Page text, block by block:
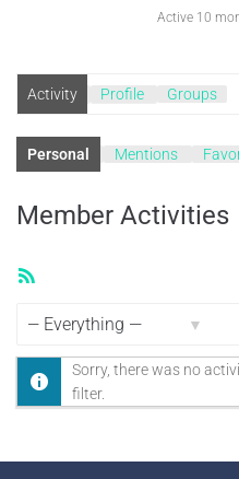
Active 10
Activity Profile Groups
Personal Mentions
Member Activities
Sorry, there was no
filter.